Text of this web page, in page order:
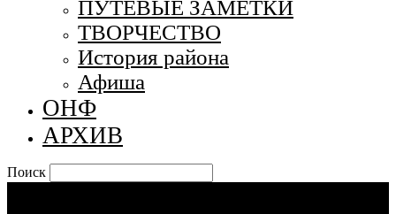
ПУТЕВЫЕ ЗАМЕТКИ
ТВОРЧЕСТВО
История района
Афиша
ОНФ
АРХИВ
Поиск